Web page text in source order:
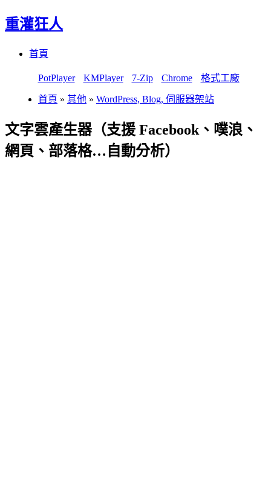
重灌狂人
首頁
PotPlayer KMPlayer 7-Zip Chrome 格式工廠
首頁 » 其他 » WordPress, Blog, 伺服器架站
文字雲產生器（支援 Facebook、噗浪、
網頁、部落格…自動分析）